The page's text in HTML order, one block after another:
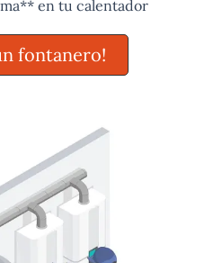
en tu calentador
fontanero!